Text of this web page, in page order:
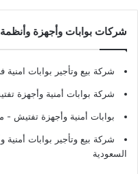
شركات بوابات وأجهزة وأنظمة
شركة بيع وتأجير بوابات امنية
شركة بوابات أمنية وأجهزة
بوابات أمنية وأجهزة تفتيش -
شركة بيع وتأجير بوابات
السعودية